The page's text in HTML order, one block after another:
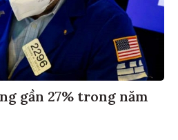
gần 27% trong năm